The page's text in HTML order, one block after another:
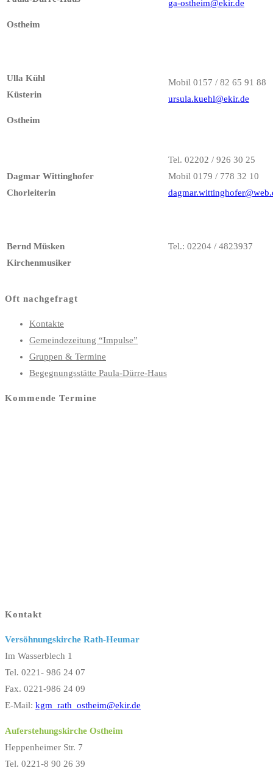
Ostheim
ga-ostheim@ekir.de
Ulla Kühl
Küsterin
Ostheim
Mobil 0157 / 82 65 91 88
ursula.kuehl@ekir.de
Dagmar Wittinghofer
Chorleiterin
Tel. 02202 / 926 30 25
Mobil 0179 / 778 32 10
Bernd Müsken
Kirchenmusiker
Tel.: 02204 / 4823937
Oft nachgefragt
Kontakte
Gemeindezeitung “Impulse”
Gruppen & Termine
Begegnungsstätte Paula-Dürre-Haus
Kommende Termine
Kontakt
Versöhnungskirche Rath-Heumar
Im Wasserblech 1
Tel. 0221- 986 24 07
Fax. 0221-986 24 09
E-Mail: kgm_rath_ostheim@ekir.de
Auferstehungskirche Ostheim
Heppenheimer Str. 7
Tel. 0221-8 90 26 39